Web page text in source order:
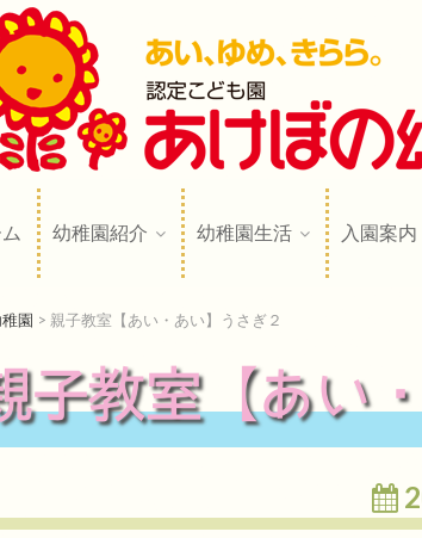
けぼの幼稚園
幼稚園紹介 幼稚園生活 入園案内
園 > 親子教室【あい・あい】うさぎ２
子教室【あい